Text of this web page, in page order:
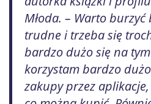
Młoda. – Warto burzyć
trudne i trzeba się
bardzo dużo się na tym
korzystam bardzo
zakupy przez